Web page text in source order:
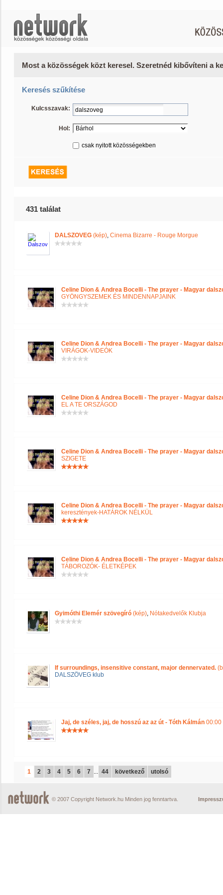
Most a közösségek közt keresel. Szeretnéd kibővíteni a
Keresés szűkítése
Kulcsszavak:
Hol:
csak nyitott közösségekben
431 találat
DALSZOVEG (kép), Cinema Bizarre - Rouge Morgue
Celine Dion & Andrea Bocelli - The prayer - Magyar
GYÖNGYSZEMEK ÉS MINDENNAPJAINK
Celine Dion & Andrea Bocelli - The prayer - Magyar
VIRÁGOK-VIDEÓK
Celine Dion & Andrea Bocelli - The prayer - Magyar
EL A TE ORSZÁGOD
Celine Dion & Andrea Bocelli - The prayer - Magyar
SZIGETE
Celine Dion & Andrea Bocelli - The prayer - Magyar
keresztények-HATÁROK NÉLKÜL
Celine Dion & Andrea Bocelli - The prayer - Magyar
TÁBOROZÓK- ÉLETKÉPEK
Gyimóthi Elemér szövegíró (kép), Nótakedvelők Klubja
If surroundings, insensitive constant, major dennervated.
DALSZÖVEG klub
Jaj, de széles, jaj, de hosszú az az út - Tóth Kálmán 00:00
1 2 3 4 5 6 7 ... 44 következő utolsó
© 2007 Copyright Network.hu Minden jog fenntartva.